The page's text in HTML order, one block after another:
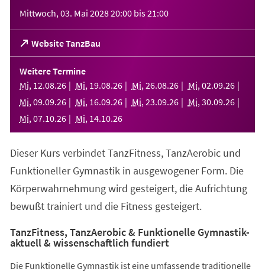
Mittwoch, 03. Mai 202820:00 bis21:00
Website TanzBau
(Öffnet
in
einem
neuen
Tab)
Weitere Termine
Mi, 12.08.26 Mi, 19.08.26 Mi, 26.08.26 Mi, 02.09.26
Mi, 09.09.26 Mi, 16.09.26 Mi, 23.09.26 Mi, 30.09.26
Mi, 07.10.26 Mi, 14.10.26
Dieser Kurs verbindet TanzFitness, TanzAerobic und
Funktioneller Gymnastik in ausgewogener Form. Die
Körperwahrnehmung wird gesteigert, die Aufrichtung
bewußt trainiert und die Fitness gesteigert.
TanzFitness, TanzAerobic & Funktionelle Gymnastik-
aktuell & wissenschaftlich fundiert
Die Funktionelle Gymnastik ist eine umfassende traditionelle